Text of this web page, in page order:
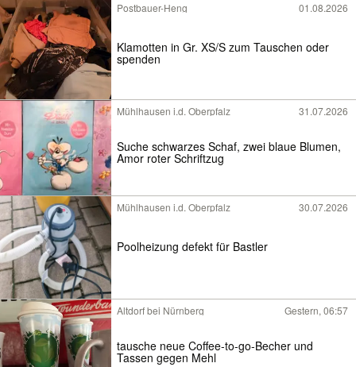
Postbauer-Heng 01.08.2026
Klamotten in Gr. XS/S zum Tauschen oder
spenden
Mühlhausen i.d. Oberpfalz 31.07.2026
Suche schwarzes Schaf, zwei blaue Blumen,
Amor roter Schriftzug
Mühlhausen i.d. Oberpfalz 30.07.2026
Poolheizung defekt für Bastler
Altdorf bei Nürnberg Gestern, 06:57
tausche neue Coffee-to-go-Becher und
Tassen gegen Mehl